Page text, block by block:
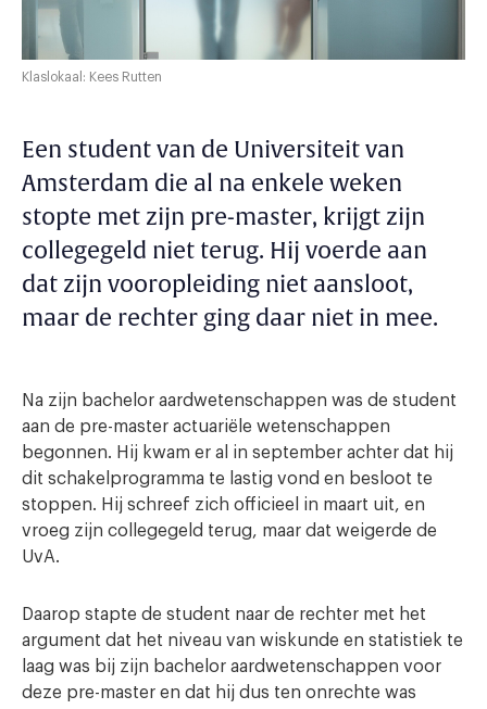
Klaslokaal: Kees Rutten
Een student van de Universiteit van
Amsterdam die al na enkele weken
stopte met zijn pre-master, krijgt zijn
collegegeld niet terug. Hij voerde aan
dat zijn vooropleiding niet aansloot,
maar de rechter ging daar niet in mee.
Na zijn bachelor aardwetenschappen was de student
aan de pre-master actuariële wetenschappen
begonnen. Hij kwam er al in september achter dat hij
dit schakelprogramma te lastig vond en besloot te
stoppen. Hij schreef zich officieel in maart uit, en
vroeg zijn collegegeld terug, maar dat weigerde de
UvA.
Daarop stapte de student naar de rechter met het
argument dat het niveau van wiskunde en statistiek te
laag was bij zijn bachelor aardwetenschappen voor
deze pre-master en dat hij dus ten onrechte was